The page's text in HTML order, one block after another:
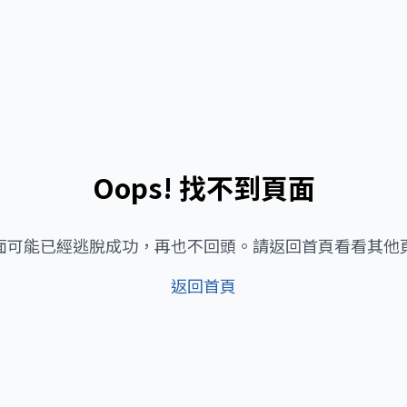
Oops! 找不到頁面
可能已經逃脫成功，再也不回頭。請返回首頁看看其他
返回首頁